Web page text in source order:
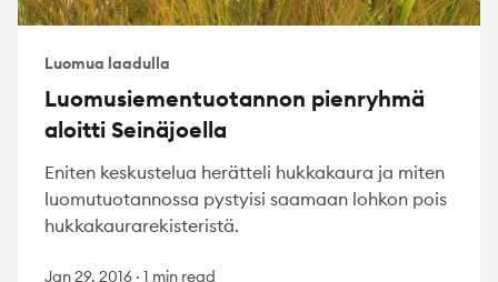
Luomua laadulla
Luomusiementuotannon pienryhmä
aloitti Seinäjoella
Eniten keskustelua herätteli hukkakaura ja miten
luomutuotannossa pystyisi saamaan lohkon pois
hukkakaurarekisteristä.
Jan 29, 2016 · 1 min read